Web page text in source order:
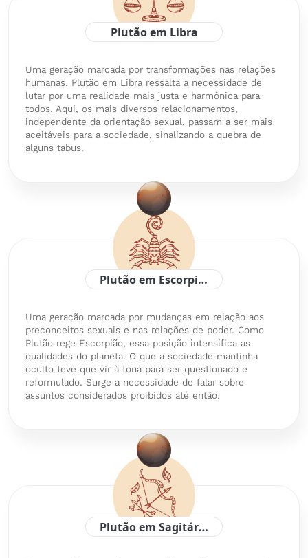
Plutão em Libra
Uma geração marcada por transformações nas relações
humanas. Plutão em Libra ressalta a necessidade de
lutar por uma realidade mais justa e harmônica para
todos. Aqui, os mais diversos relacionamentos,
independente da orientação sexual, passam a ser mais
aceitáveis para a sociedade, sinalizando a quebra de
alguns tabus.
Plutão em Escorpião
Uma geração marcada por mudanças em relação aos
preconceitos sexuais e nas relações de poder. Como
Plutão rege Escorpião, essa posição intensifica as
qualidades do planeta. O que a sociedade mantinha
oculto teve que vir à tona para ser questionado e
reformulado. Surge a necessidade de falar sobre
assuntos considerados proibidos até então.
Plutão em Sagitário